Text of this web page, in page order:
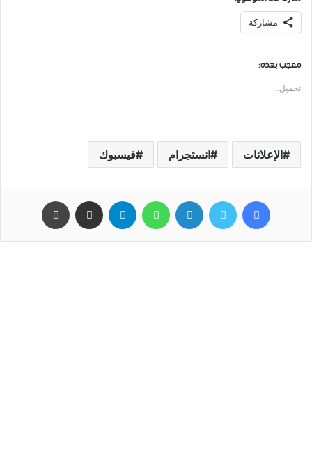
مشاركة
معجب بهذه:
تحميل...
الإعلانات انستجرام فيسبوك
فيسبوك تويتر لينكدإن واتساب تيلقرام مشاركة عبر البريد